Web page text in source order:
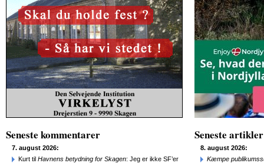
Seneste kommentarer
7. august 2026:
Kurt til Havnens betydning for Skagen: Jeg er ikke SF’er
Seneste artikler
8. august 2026:
Kæmpe